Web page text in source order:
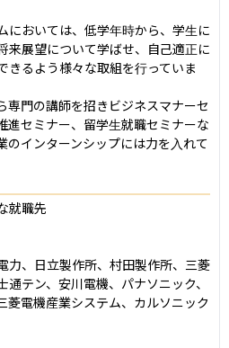
においては、低学年時から、学生に
来展望について学ばせ、自己適正に
きるよう様々な取組を行っていま
専門の講師を招きビジネスマナーセ
進セミナー、留学生就職セミナーな
のインターンシップには力を入れて
就職先
力、日立製作所、村田製作所、三菱
テン、安川電機、パナソニック、
菱電機産業システム、カルソニック